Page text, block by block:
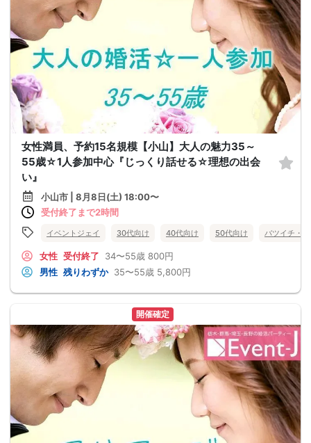
女性満員、予約15名規模【小山】大人の魅力35～
55歳☆1人参加中心『じっくり話せる☆理想の出会
い』
小山市 | 8月8日(土) 18:00〜
受付終了まで2時間
イベントジェイ 30代向け 40代向け 50代向け バツイチ・
女性 受付終了 34〜55歳 800円
男性 残りわずか 35〜55歳 5,800円
開催確定